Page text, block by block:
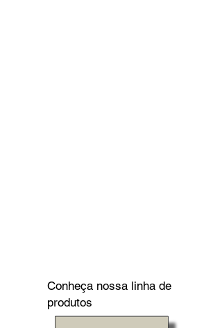
Conheça nossa linha de
produtos